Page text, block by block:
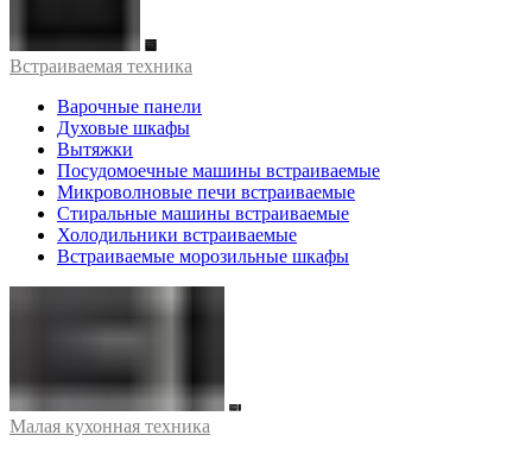
Встраиваемая техника
Варочные панели
Духовые шкафы
Вытяжки
Посудомоечные машины встраиваемые
Микроволновые печи встраиваемые
Стиральные машины встраиваемые
Холодильники встраиваемые
Встраиваемые морозильные шкафы
Малая кухонная техника